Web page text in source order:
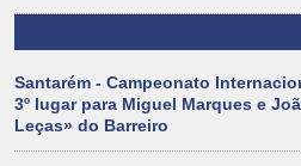
Santarém - Campeonato
3º lugar para Miguel Marques e
Leças» do Barreiro